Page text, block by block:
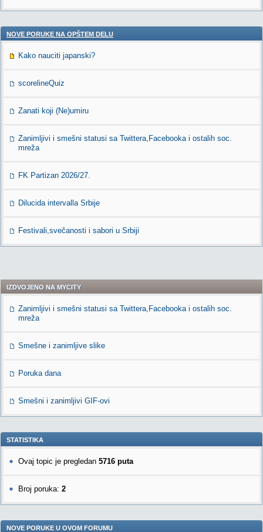
NOVE PORUKE NA OPŠTEM DELU
Kako nauciti japanski?
scorelineQuiz
Zanati koji (Ne)umiru
Zanimljivi i smešni statusi sa Twittera,Facebooka i ostalih soc.
mreža
FK Partizan 2026/27.
Dilucida intervalla Srbije
Festivali,svečanosti i sabori u Srbiji
IZDVOJENO NA MYCITY
Zanimljivi i smešni statusi sa Twittera,Facebooka i ostalih soc.
mreža
Smešne i zanimljive slike
Poruka dana
Smešni i zanimljivi GIF-ovi
STATISTIKA
Ovaj topic je pregledan 5716 puta
Broj poruka: 2
NOVE PORUKE U OVOM FORUMU